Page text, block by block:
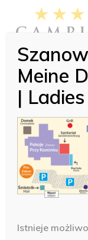
main
contentMeine
|
Istnieje